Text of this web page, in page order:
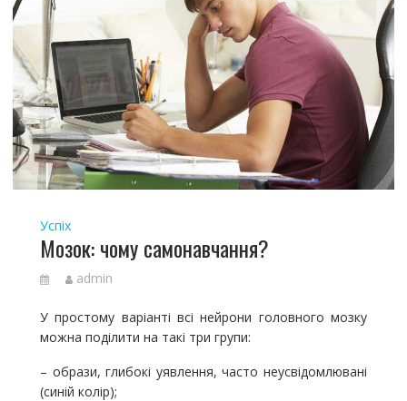
Успіх
Мозок: чому самонавчання?
admin
У простому варіанті всі нейрони головного мозку
можна поділити на такі три групи:
– образи, глибокі уявлення, часто неусвідомлювані
(синій колір);